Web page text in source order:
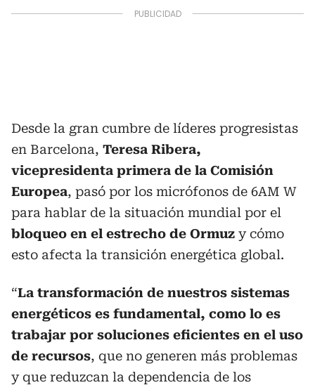
Desde la gran cumbre de líderes progresistas
en Barcelona, Teresa Ribera,
vicepresidenta primera de la Comisión
Europea, pasó por los micrófonos de 6AM W
para hablar de la situación mundial por el
bloqueo en el estrecho de Ormuz y cómo
esto afecta la transición energética global.
“La transformación de nuestros sistemas
energéticos es fundamental, como lo es
trabajar por soluciones eficientes en el uso
de recursos, que no generen más problemas
y que reduzcan la dependencia de los